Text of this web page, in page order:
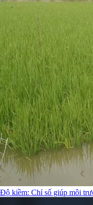
Độ kiềm: Chỉ số giúp môi